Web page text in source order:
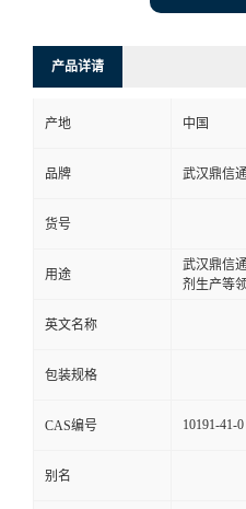
产品详请
产地 中国
品牌 武汉鼎信
货号
用途
武汉鼎信
剂生产等
英文名称
包装规格
CAS编号 10191-41-0
别名